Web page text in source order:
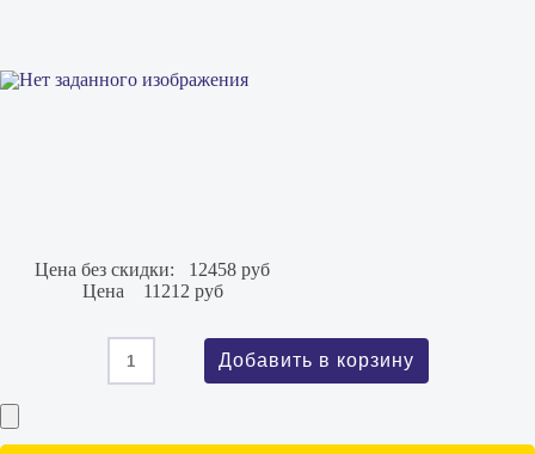
Цена без скидки:
12458 руб
Цена
11212 руб